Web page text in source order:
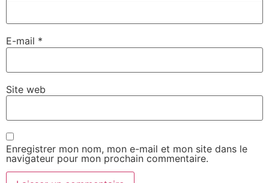
E-mail *
Site web
Enregistrer mon nom, mon e-mail et mon site dans le
navigateur pour mon prochain commentaire.